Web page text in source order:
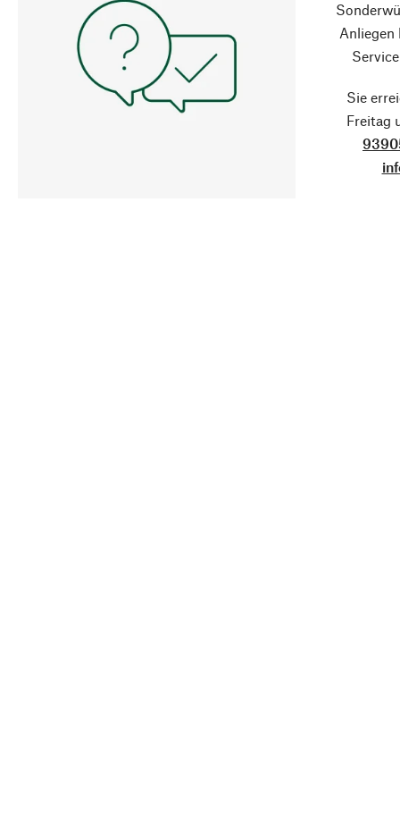
Anliegen
Sie
Freitag